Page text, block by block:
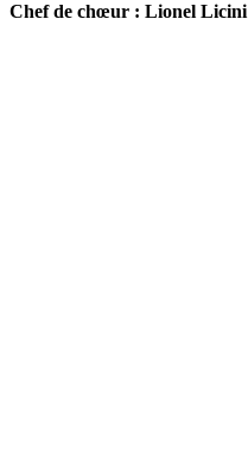
Chef de chœur : Lionel Licini